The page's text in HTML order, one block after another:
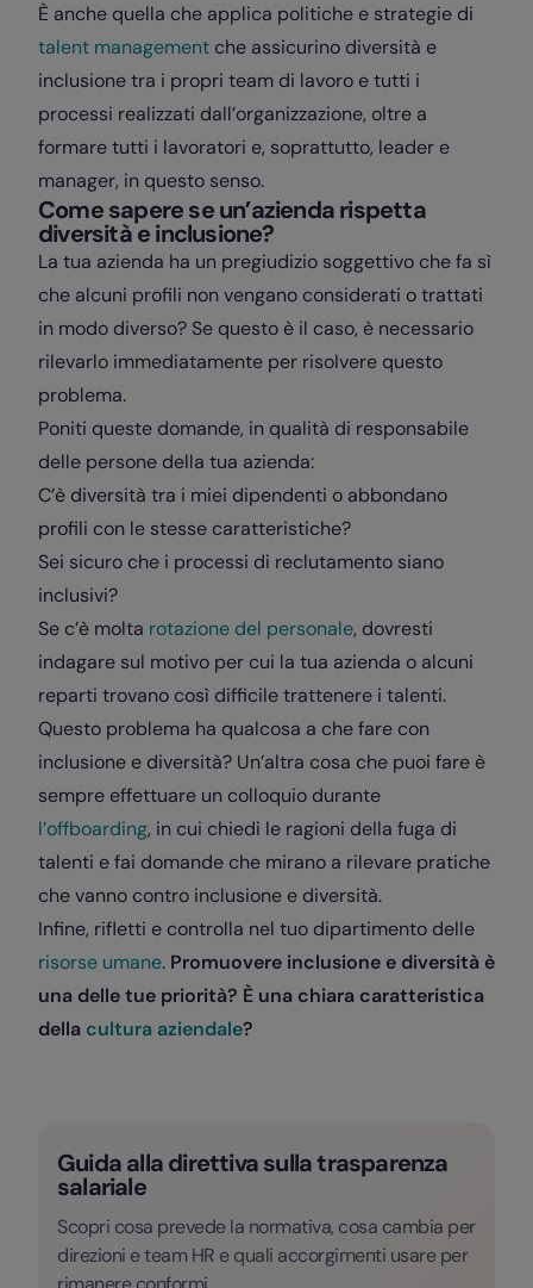
È anche quella che applica politiche e strategie di
talent management che assicurino diversità e
inclusione tra i propri team di lavoro e tutti i
processi realizzati dall’organizzazione, oltre a
formare tutti i lavoratori e, soprattutto, leader e
manager, in questo senso.
Come sapere se un’azienda rispetta
diversità e inclusione?
La tua azienda ha un pregiudizio soggettivo che fa sì
che alcuni profili non vengano considerati o trattati
in modo diverso? Se questo è il caso, è necessario
rilevarlo immediatamente per risolvere questo
problema.
Poniti queste domande, in qualità di responsabile
delle persone della tua azienda:
C’è diversità tra i miei dipendenti o abbondano
profili con le stesse caratteristiche?
Sei sicuro che i processi di reclutamento siano
inclusivi?
Se c’è molta rotazione del personale, dovresti
indagare sul motivo per cui la tua azienda o alcuni
reparti trovano così difficile trattenere i talenti.
Questo problema ha qualcosa a che fare con
inclusione e diversità? Un’altra cosa che puoi fare è
sempre effettuare un colloquio durante
l’offboarding, in cui chiedi le ragioni della fuga di
talenti e fai domande che mirano a rilevare pratiche
che vanno contro inclusione e diversità.
Infine, rifletti e controlla nel tuo dipartimento delle
risorse umane. Promuovere inclusione e diversità è
una delle tue priorità? È una chiara caratteristica
della cultura aziendale?
Guida alla direttiva sulla trasparenza
salariale
Scopri cosa prevede la normativa, cosa cambia per
direzioni e team HR e quali accorgimenti usare per